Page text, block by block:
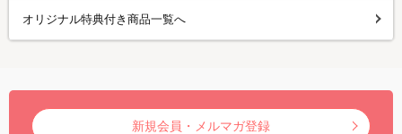
オリジナル特典付き商品一覧へ
新規会員・メルマガ登録